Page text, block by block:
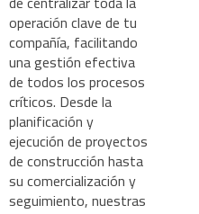
operación clave de tu
compañía, facilitando
una gestión efectiva
de todos los procesos
críticos. Desde la
planificación y
ejecución de proyectos
de construcción hasta
su comercialización y
seguimiento, nuestras